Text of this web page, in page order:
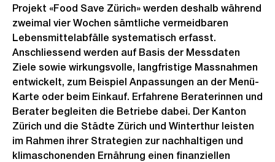
Projekt «Food Save Zürich» werden deshalb während
zweimal vier Wochen sämtliche vermeidbaren
Lebensmittelabfälle systematisch erfasst.
Anschliessend werden auf Basis der Messdaten
Ziele sowie wirkungsvolle, langfristige Massnahmen
entwickelt, zum Beispiel Anpassungen an der Menü-
Karte oder beim Einkauf. Erfahrene Beraterinnen und
Berater begleiten die Betriebe dabei. Der Kanton
Zürich und die Städte Zürich und Winterthur leisten
im Rahmen ihrer Strategien zur nachhaltigen und
klimaschonenden Ernährung einen finanziellen